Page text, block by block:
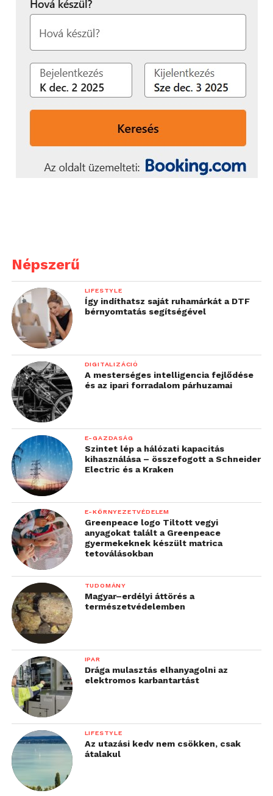
Népszerű
LIFESTYLE
Így indíthatsz saját ruhamárkát a DTF
bérnyomtatás segítségével
DIGITALIZÁCIÓ
A mesterséges intelligencia fejlődése
és az ipari forradalom párhuzamai
E-GAZDASÁG
Szintet lép a hálózati kapacitás
kihasználása – összefogott a Schneider
Electric és a Kraken
E-KÖRNYEZETVÉDELEM
Greenpeace logo Tiltott vegyi
anyagokat talált a Greenpeace
gyermekeknek készült matrica
tetoválásokban
TUDOMÁNY
Magyar–erdélyi áttörés a
természetvédelemben
IPAR
Drága mulasztás elhanyagolni az
elektromos karbantartást
LIFESTYLE
Az utazási kedv nem csökken, csak
átalakul